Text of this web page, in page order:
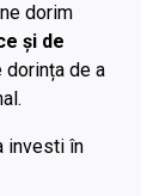
dorim
și de
dorința de a
investi în